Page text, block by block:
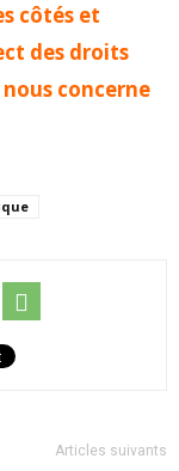
côtés et
des droits
concerne
Articles suivants